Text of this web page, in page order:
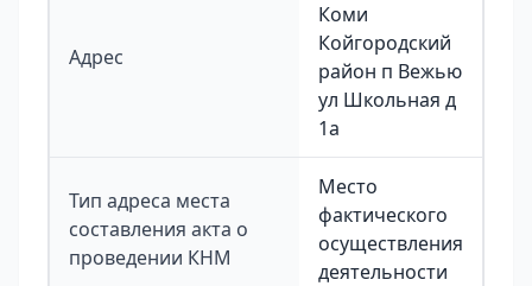
Адрес
Коми
Койгородский
район п Вежью
ул Школьная д
1а
Тип адреса места
составления акта о
проведении КНМ
Место
фактического
осуществления
деятельности